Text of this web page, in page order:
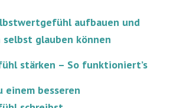
aufbauen und
selbst glauben können
stärken – So funktioniert’s
einem besseren